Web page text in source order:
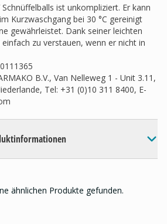
ist unkompliziert. Er kann
Kurzwaschgang bei 30 °C gereinigt
gewährleistet. Dank seiner leichten
zu verstauen, wenn er nicht in
B.V., Van Nelleweg 1 - Unit 3.11,
Tel: +31 (0)10 311 8400, E-
ähnlichen Produkte gefunden.